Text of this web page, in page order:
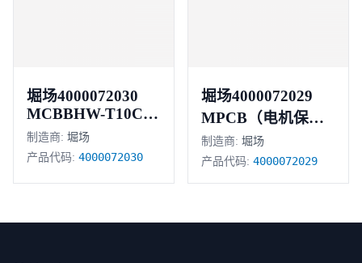
堀场4000072030
MCBBHW-T10C64
极 6安培
制造商: 堀场
产品代码: 4000072030
堀场4000072029
MPCB（电机保护
断路器）
制造商: 堀场
产品代码: 4000072029